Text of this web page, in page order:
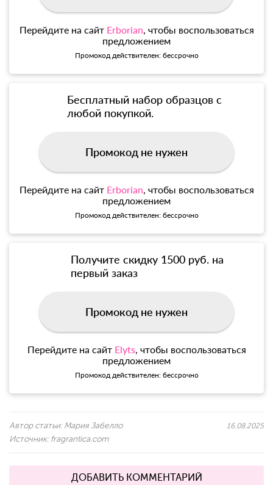
Перейдите на сайт Erborian, чтобы воспользоваться
предложением
Промокод действителен: бессрочно
Бесплатный набор образцов с
любой покупкой.
Промокод не нужен
Перейдите на сайт Erborian, чтобы воспользоваться
предложением
Промокод действителен: бессрочно
Получите скидку 1500 руб. на
первый заказ
Промокод не нужен
Перейдите на сайт Elyts, чтобы воспользоваться
предложением
Промокод действителен: бессрочно
Автор статьи: Мария Забелло
Источник: fragrantica.com
16.08.2025
ДОБАВИТЬ КОММЕНТАРИЙ